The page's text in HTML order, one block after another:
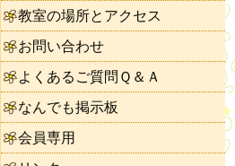
教室の場所とアクセス
お問い合わせ
よくあるご質問Ｑ＆Ａ
なんでも掲示板
会員専用